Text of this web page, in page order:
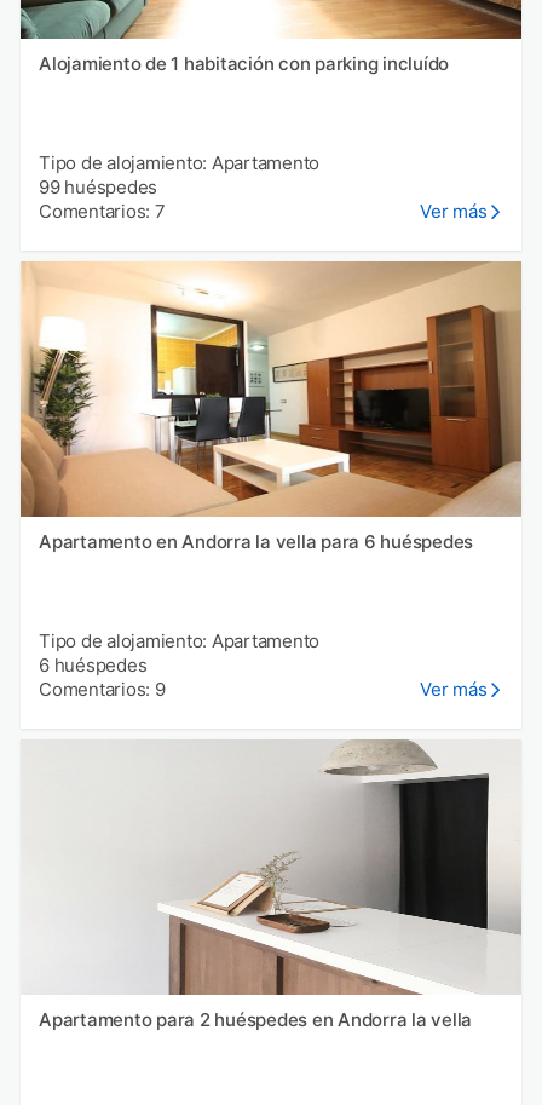
Alojamiento de 1 habitación con parking incluído
Tipo de alojamiento: Apartamento
99 huéspedes
Comentarios: 7
Ver más
Apartamento en Andorra la vella para 6 huéspedes
Tipo de alojamiento: Apartamento
6 huéspedes
Comentarios: 9
Ver más
Apartamento para 2 huéspedes en Andorra la vella